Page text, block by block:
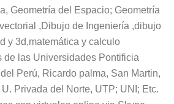
Geometría del Espacio; Geometría
,Dibujo de Ingeniería ,dibujo
y 3d,matemática y calculo
de las Universidades Pontificia
Perú, Ricardo palma, San Martin,
Privada del Norte, UTP; UNI; Etc.